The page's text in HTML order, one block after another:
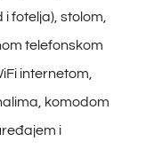
fotelja), stolom,
telefonskom
internetom,
komodom
i